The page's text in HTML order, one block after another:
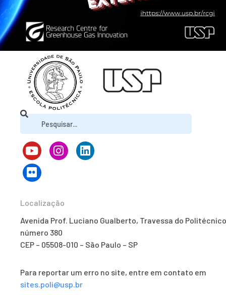
Localização
Avenida Prof. Luciano Gualberto, Travessa do
número 380
CEP – 05508-010 – São Paulo – SP
Para reportar um erro no site, entre em contato em
sites.poli@usp.br